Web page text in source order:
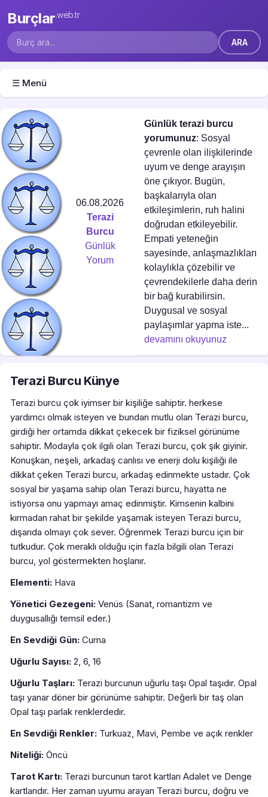
Burçlar.web.tr
☰ Menü
06.08.2026
Terazi
Burcu
Günlük
Yorum
Günlük terazi burcu
yorumunuz: Sosyal
çevrenle olan ilişkilerinde
uyum ve denge arayışın
öne çıkıyor. Bugün,
başkalarıyla olan
etkileşimlerin, ruh halini
doğrudan etkileyebilir.
Empati yeteneğin
sayesinde, anlaşmazlıkları
kolaylıkla çözebilir ve
çevrendekilerle daha derin
bir bağ kurabilirsin.
Duygusal ve sosyal
paylaşımlar yapma iste...
devamını okuyunuz
Terazi Burcu Künye
Terazi burcu çok iyimser bir kişiliğe sahiptir. herkese
yardımcı olmak isteyen ve bundan mutlu olan Terazi burcu,
girdiği her ortamda dikkat çekecek bir fiziksel görünüme
sahiptir. Modayla çok ilgili olan Terazi burcu, çok şık giyinir.
Konuşkan, neşeli, arkadaş canlısı ve enerji dolu kişiliği ile
dikkat çeken Terazi burcu, arkadaş edinmekte ustadır. Çok
sosyal bir yaşama sahip olan Terazi burcu, hayatta ne
istiyorsa onu yapmayı amaç edinmiştir. Kimsenin kalbini
kırmadan rahat bir şekilde yaşamak isteyen Terazi burcu,
dışarıda olmayı çok sever. Öğrenmek Terazi burcu için bir
tutkudur. Çok meraklı olduğu için fazla bilgili olan Terazi
burcu, yol göstermekten hoşlanır.
Elementi: Hava
Yönetici Gezegeni: Venüs (Sanat, romantizm ve
duygusallığı temsil eder.)
En Sevdiği Gün: Cuma
Uğurlu Sayısı: 2, 6, 16
Uğurlu Taşları: Terazi burcunun uğurlu taşı Opal taşıdır. Opal
taşı yanar döner bir görünüme sahiptir. Değerli bir taş olan
Opal taşı parlak renklerdedir.
En Sevdiği Renkler: Turkuaz, Mavi, Pembe ve açık renkler
Niteliği: Öncü
Tarot Kartı: Terazi burcunun tarot kartları Adalet ve Denge
kartlarıdır. Her zaman uyumu arayan Terazi burcu, doğru ve